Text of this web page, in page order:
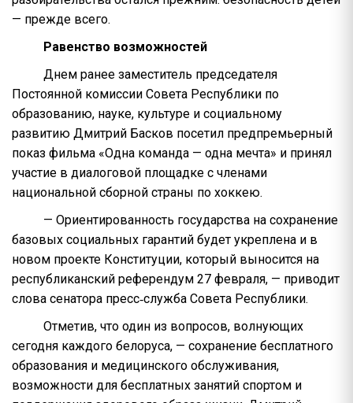
— прежде всего.
Равенство возможностей
Днем ранее заместитель председателя
Постоянной комиссии Совета Республики по
образованию, науке, культуре и социальному
развитию Дмитрий Басков посетил предпремьерный
показ фильма «Одна команда — одна мечта» и принял
участие в диалоговой площадке с членами
национальной сборной страны по хоккею.
— Ориентированность государства на сохранение
базовых социальных гарантий будет укреплена и в
новом проекте Конституции, который выносится на
республиканский референдум 27 февраля, — приводит
слова сенатора пресс‑служба Совета Республики.
Отметив, что один из вопросов, волнующих
сегодня каждого белоруса, — сохранение бесплатного
образования и медицинского обслуживания,
возможности для бесплатных занятий спортом и